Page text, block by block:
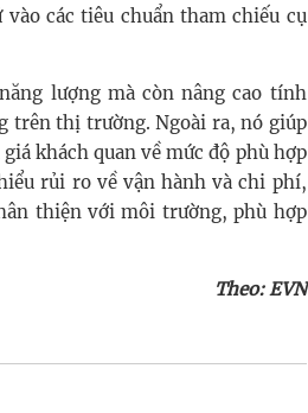
các tiêu chuẩn tham chiếu cụ
lượng mà còn nâng cao tính
trên thị trường. Ngoài ra, nó giúp
khách quan về mức độ phù hợp
rủi ro về vận hành và chi phí,
thiện với môi trường, phù hợp
Theo: EVN